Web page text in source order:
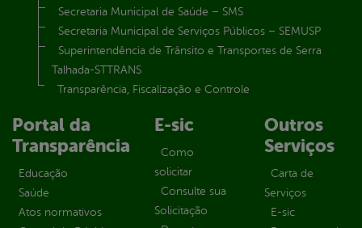
Secretaria Municipal de Saúde – SMS
Secretaria Municipal de Serviços Públicos – SEMUSP
Superintendência de Trânsito e Transportes de Serra
Talhada-STTRANS
Transparência, Fiscalização e Controle
Portal da
Transparência
Educação
Saúde
Atos normativos
E-sic
Como
solicitar
Consulte sua
Solicitação
Outros
Serviços
Carta de
Serviços
E-sic